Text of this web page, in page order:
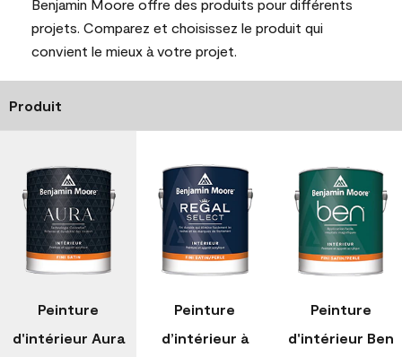
Benjamin Moore offre des produits pour différents
projets. Comparez et choisissez le produit qui
convient le mieux à votre projet.
Produit
Peinture
d'intérieur Aura
Peinture
d’intérieur à
Peinture
d'intérieur Ben